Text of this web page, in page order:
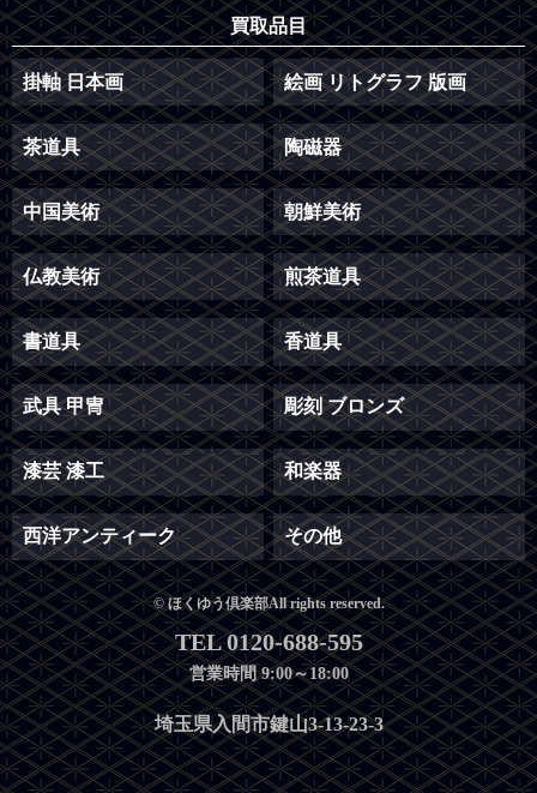
買取品目
掛軸 日本画 絵画 リトグラフ 版画
茶道具 陶磁器
中国美術 朝鮮美術
仏教美術 煎茶道具
書道具 香道具
武具 甲冑 彫刻 ブロンズ
漆芸 漆工 和楽器
西洋アンティーク その他
© ほくゆう倶楽部All rights reserved.
TEL 0120-688-595
営業時間 9:00～18:00
埼玉県入間市鍵山3-13-23-3